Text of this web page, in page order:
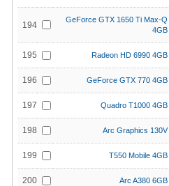
194
GeForce GTX 1650 Ti Max-Q
4GB
195 Radeon HD 6990 4GB
196 GeForce GTX 770 4GB
197 Quadro T1000 4GB
198 Arc Graphics 130V
199 T550 Mobile 4GB
200 Arc A380 6GB